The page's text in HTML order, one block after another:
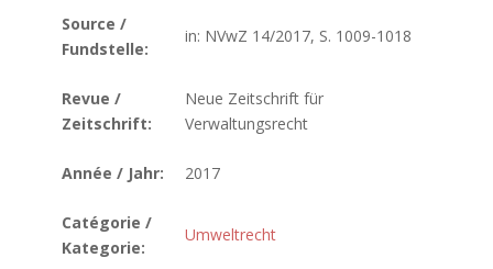
Source /
Fundstelle:
in: NVwZ 14/2017, S. 1009-1018
Revue /
Zeitschrift:
Neue Zeitschrift für
Verwaltungsrecht
Année / Jahr: 2017
Catégorie /
Kategorie:
Umweltrecht